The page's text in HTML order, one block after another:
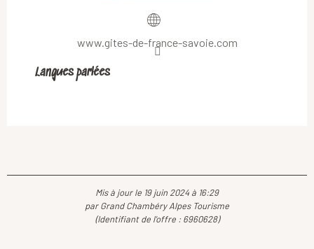
www.gites-de-france-savoie.com
Langues parlées
Langues parlées
Mis à jour le 19 juin 2024 à 16:29
par Grand Chambéry Alpes Tourisme
(Identifiant de l'offre : 6960628)